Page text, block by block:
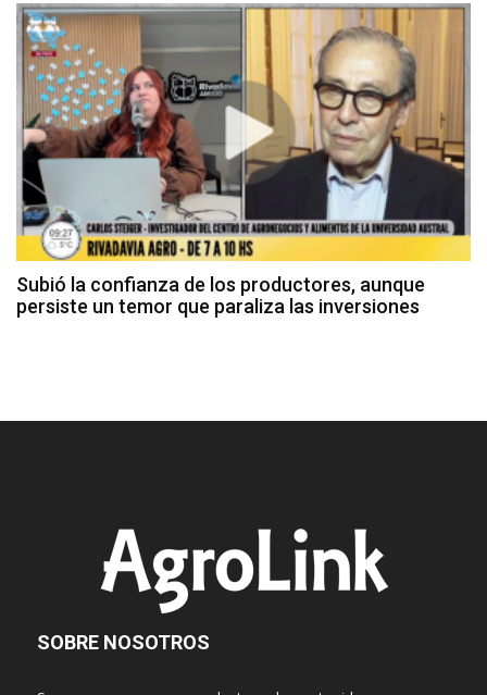
Subió la confianza de los productores, aunque
persiste un temor que paraliza las inversiones
SOBRE NOSOTROS